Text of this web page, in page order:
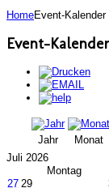
HomeEvent-Kalender
Event-Kalender
Jahr Monat
Juli 2026
Montag
27 29